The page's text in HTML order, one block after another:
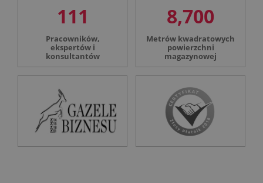
111
Pracowników,
ekspertów i
konsultantów
8,700
Metrów kwadratowych
powierzchni
magazynowej